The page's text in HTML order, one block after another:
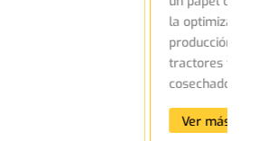
la optimización
producción.
tractores y
cosechadoras
Ver más